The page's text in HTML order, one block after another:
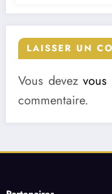
LAISSER UN
Vous devezvous
commentaire.